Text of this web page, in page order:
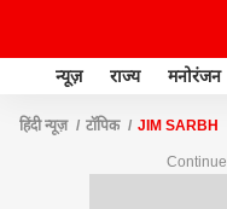
न्यूज़ राज्य मनोरंजन
हिंदी न्यूज़ टॉपिक JIM SARBH